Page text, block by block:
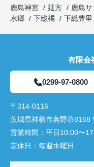
鹿島神宮
延方 鹿島
水郷
下総橘 下総豊里
有限会
0299-97-0800
〒314-0116
茨城県神栖市奥野谷8168
営業時間： 平日10:00〜
定休日： 毎週水曜日